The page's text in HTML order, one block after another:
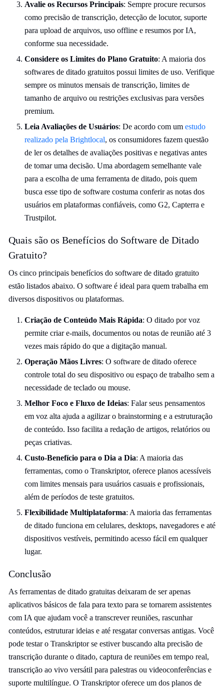
Avalie os Recursos Principais: Sempre procure recursos
como precisão de transcrição, detecção de locutor, suporte
para upload de arquivos, uso offline e resumos por IA,
conforme sua necessidade.
Considere os Limites do Plano Gratuito: A maioria dos
softwares de ditado gratuitos possui limites de uso. Verifique
sempre os minutos mensais de transcrição, limites de
tamanho de arquivo ou restrições exclusivas para versões
premium.
Leia Avaliações de Usuários: De acordo com um estudo
realizado pela Brightlocal, os consumidores fazem questão
de ler os detalhes de avaliações positivas e negativas antes
de tomar uma decisão. Uma abordagem semelhante vale
para a escolha de uma ferramenta de ditado, pois quem
busca esse tipo de software costuma conferir as notas dos
usuários em plataformas confiáveis, como G2, Capterra e
Trustpilot.
Quais são os Benefícios do Software de Ditado
Gratuito?
Os cinco principais benefícios do software de ditado gratuito
estão listados abaixo. O software é ideal para quem trabalha em
diversos dispositivos ou plataformas.
Criação de Conteúdo Mais Rápida: O ditado por voz
permite criar e-mails, documentos ou notas de reunião até 3
vezes mais rápido do que a digitação manual.
Operação Mãos Livres: O software de ditado oferece
controle total do seu dispositivo ou espaço de trabalho sem a
necessidade de teclado ou mouse.
Melhor Foco e Fluxo de Ideias: Falar seus pensamentos
em voz alta ajuda a agilizar o brainstorming e a estruturação
de conteúdo. Isso facilita a redação de artigos, relatórios ou
peças criativas.
Custo-Benefício para o Dia a Dia: A maioria das
ferramentas, como o Transkriptor, oferece planos acessíveis
com limites mensais para usuários casuais e profissionais,
além de períodos de teste gratuitos.
Flexibilidade Multiplataforma: A maioria das ferramentas
de ditado funciona em celulares, desktops, navegadores e até
dispositivos vestíveis, permitindo acesso fácil em qualquer
lugar.
Conclusão
As ferramentas de ditado gratuitas deixaram de ser apenas
aplicativos básicos de fala para texto para se tornarem assistentes
com IA que ajudam você a transcrever reuniões, rascunhar
conteúdos, estruturar ideias e até resgatar conversas antigas. Você
pode testar o Transkriptor se estiver buscando alta precisão de
transcrição durante o ditado, captura de reuniões em tempo real,
transcrição ao vivo versátil para palestras ou videoconferências e
suporte multilíngue. O Transkriptor oferece um dos planos de